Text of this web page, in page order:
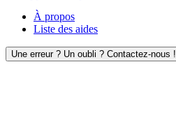
À propos
Liste des aides
Une erreur ? Un oubli ? Contactez-nous !